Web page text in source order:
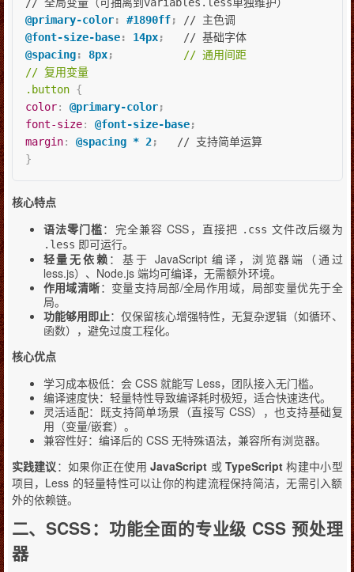
@primary-color: #1890ff;
@font-size-base: 14px;
   // 基础字体
@spacing: 8px;
// 通用间距
// 复用变量
.button {
color: @primary-color;
font-size: @font-size-base;
margin: @spacing * 2;
   // 支持简单运算
}
核心特点
语法零门槛：完全兼容 CSS，直接把 .css 文件改后缀为
.less 即可运行。
轻量无依赖 ：基于 JavaScript 编译，浏览器端（通过
less.js）、Node.js 端均可编译，无需额外环境。
作用域清晰：变量支持局部/全局作用域，局部变量优先于全
局。
功能够用即止：仅保留核心增强特性，无复杂逻辑（如循环、
函数），避免过度工程化。
核心优点
学习成本极低：会 CSS 就能写 Less，团队接入无门槛。
编译速度快：轻量特性导致编译耗时极短，适合快速迭代。
灵活适配：既支持简单场景（直接写 CSS），也支持基础复
用（变量/嵌套）。
兼容性好：编译后的 CSS 无特殊语法，兼容所有浏览器。
实践建议：如果你正在使用JavaScript 或TypeScript 构建中小型
项目，Less 的轻量特性可以让你的构建流程保持简洁，无需引入额
外的依赖链。
二、SCSS：功能全面的专业级 CSS 预处理
器